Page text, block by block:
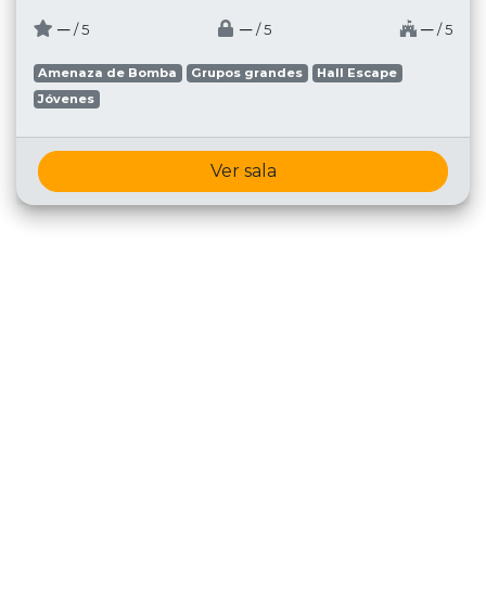
─ / 5 ─ / 5 ─ / 5
Amenaza de Bomba Grupos grandes
Hall Escape
Jóvenes
Ver sala